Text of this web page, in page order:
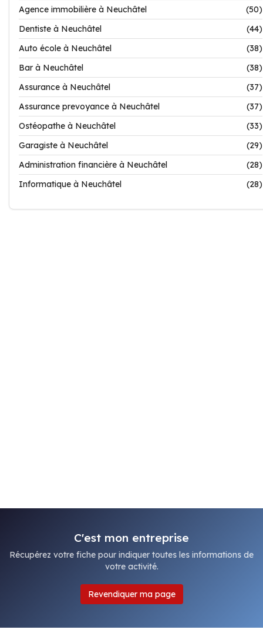
Agence immobilière à Neuchâtel
(50)
Dentiste à Neuchâtel
(44)
Auto école à Neuchâtel
(38)
Bar à Neuchâtel
(38)
Assurance à Neuchâtel
(37)
Assurance prevoyance à Neuchâtel
(37)
Ostéopathe à Neuchâtel
(33)
Garagiste à Neuchâtel
(29)
Administration financière à Neuchâtel
(28)
Informatique à Neuchâtel
(28)
C'est mon entreprise
Récupérez votre fiche pour indiquer toutes les informations de
votre activité.
Revendiquer ma page